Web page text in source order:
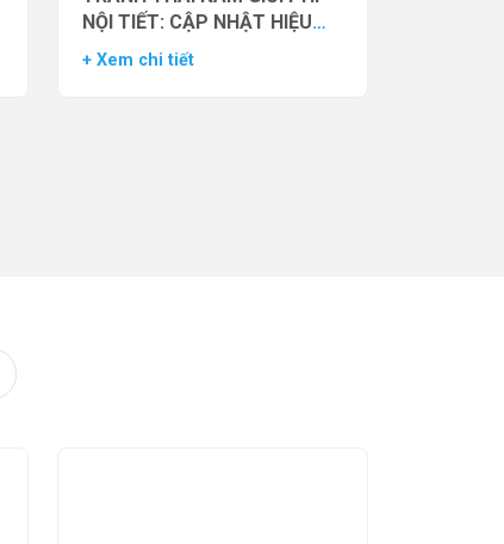
NỘI TIẾT: CẬP NHẬT HIỆU
QUẢ THỬ NGHIỆM LÂM
+ Xem chi tiết